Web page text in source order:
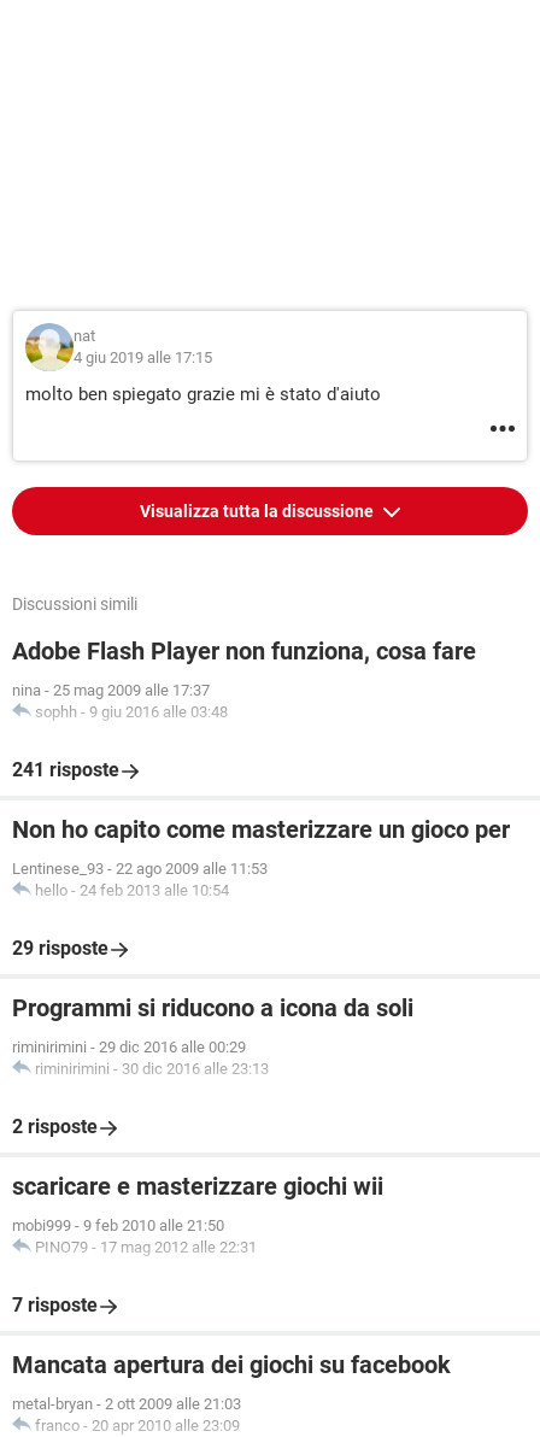
nat
4 giu 2019 alle 17:15
molto ben spiegato grazie mi è stato d'aiuto
Visualizza tutta la discussione
Discussioni simili
Adobe Flash Player non funziona, cosa fare
nina - 25 mag 2009 alle 17:37
sophh - 9 giu 2016 alle 03:48
241 risposte
Non ho capito come masterizzare un gioco per
Lentinese_93 - 22 ago 2009 alle 11:53
hello - 24 feb 2013 alle 10:54
29 risposte
Programmi si riducono a icona da soli
riminirimini - 29 dic 2016 alle 00:29
riminirimini - 30 dic 2016 alle 23:13
2 risposte
scaricare e masterizzare giochi wii
mobi999 - 9 feb 2010 alle 21:50
PINO79 - 17 mag 2012 alle 22:31
7 risposte
Mancata apertura dei giochi su facebook
metal-bryan - 2 ott 2009 alle 21:03
franco - 20 apr 2010 alle 23:09